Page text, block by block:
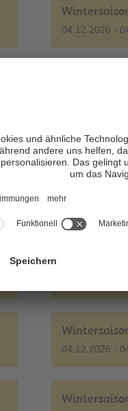
04.12.2026 -
05.12.2026 -
Wintersaison:
04.12.2026 -